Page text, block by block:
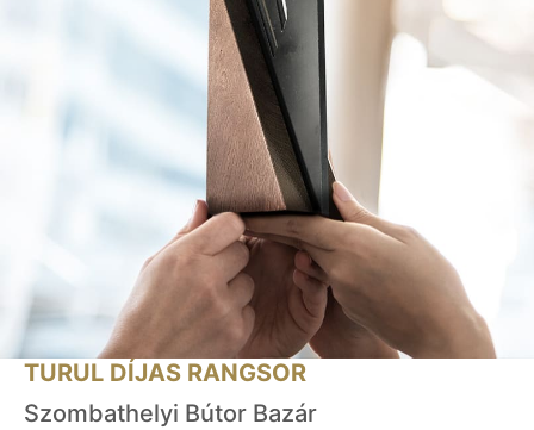
TURUL DÍJAS RANGSOR
Szombathelyi Bútor Bazár